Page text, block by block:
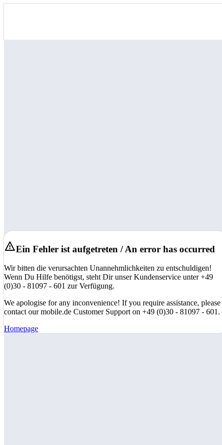
Ein Fehler ist aufgetreten / An error has occurred
Wir bitten die verursachten Unannehmlichkeiten zu entschuldigen!
Wenn Du Hilfe benötigst, steht Dir unser Kundenservice unter +49
(0)30 - 81097 - 601 zur Verfügung.
We apologise for any inconvenience! If you require assistance, please
contact our mobile.de Customer Support on +49 (0)30 - 81097 - 601.
Homepage